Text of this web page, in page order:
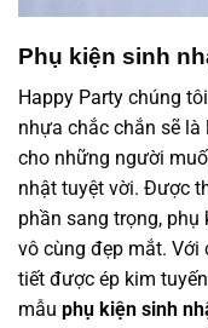
Phụ kiện sinh
Happy Party chúng
nhựa chắc chắn sẽ
cho những người
nhật tuyệt vời. Được
phần sang trọng,
vô cùng đẹp mắt.
tiết được ép kim
mẫu phụ kiện sinh